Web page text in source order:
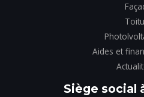
Aides et
Siège social